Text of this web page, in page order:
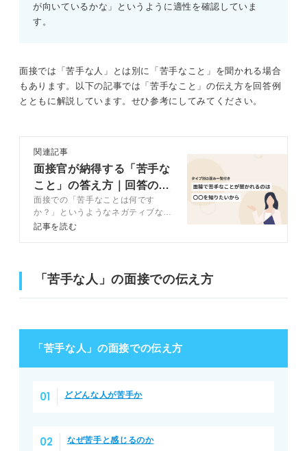
が向いているかな」というように適性を確認していま
す。
面接では「苦手な人」とは別に「苦手なこと」を聞かれる場合
もあります。以下の記事では「苦手なこと」の伝え方を回答例
とともに解説しています。せひ参考にしてみてください。
関連記事
面接官が納得する「苦手な
こと」の答え方｜回答の型
から例文まで解説！
面接での「苦手なことは何です
か？」というようなネガティブな質
問は、答え方によって面接官に与え
に「苦手なこと」の見つけ方や答え
方・例文などを解説するので、ぜひ
参考にしてください。
記事を読む
「苦手な人」の面接での伝え方
「苦手な人」の面接での伝え方
どどんな人が苦手か
なぜ苦手と感じるのか